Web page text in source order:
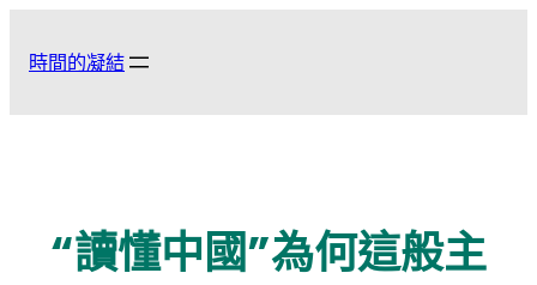
時間的凝結
“讀懂中國”為何這般主